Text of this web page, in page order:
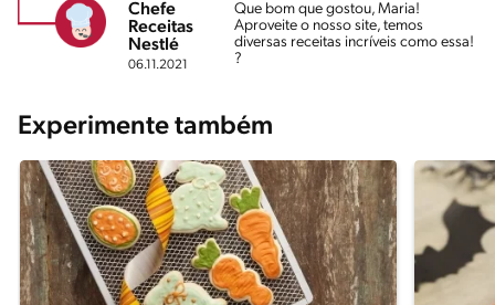
Chefe
Receitas
Nestlé
06.11.2021
Que bom que gostou, Maria!
Aproveite o nosso site, temos
diversas receitas incríveis como essa!
?
Experimente também